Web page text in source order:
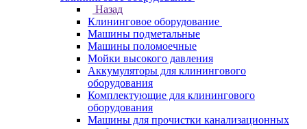
Назад
Клининговое оборудование
Машины подметальные
Машины поломоечные
Мойки высокого давления
Аккумуляторы для клинингового
оборудования
Комплектующие для клинингового
оборудования
Машины для прочистки канализационных